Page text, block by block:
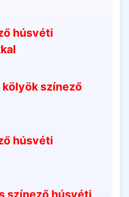
húsvéti
színező
húsvéti